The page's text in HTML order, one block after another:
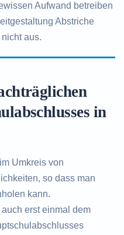
Aufwand betreiben
Abstriche
aus.
in
Umkreis von
so dass man
kann.
erst einmal dem